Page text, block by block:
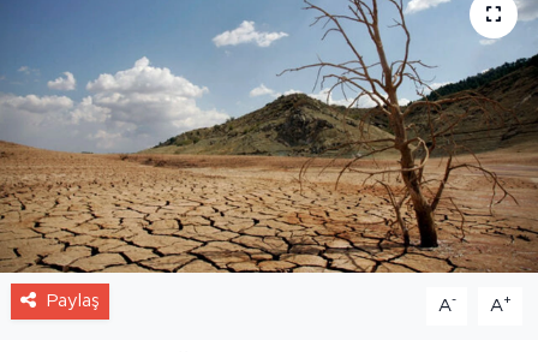
Paylaş A- A+